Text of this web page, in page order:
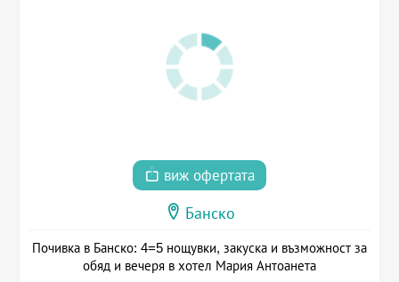
виж офертата
Банско
Почивка в Банско: 4=5 нощувки, закуска и възможност за
обяд и вечеря в хотел Мария Антоанета